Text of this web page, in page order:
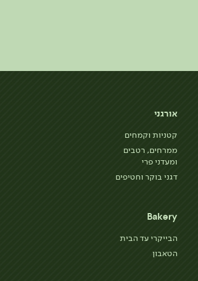
אורגני
קטניות וקמחים
ממרחים, רטבים
ומעדני פרי
דגני בוקר וחטיפים
Bakery
הבייקרי עד הבית
הטאבון